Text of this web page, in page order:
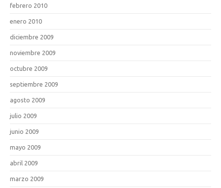
febrero 2010
enero 2010
diciembre 2009
noviembre 2009
octubre 2009
septiembre 2009
agosto 2009
julio 2009
junio 2009
mayo 2009
abril 2009
marzo 2009